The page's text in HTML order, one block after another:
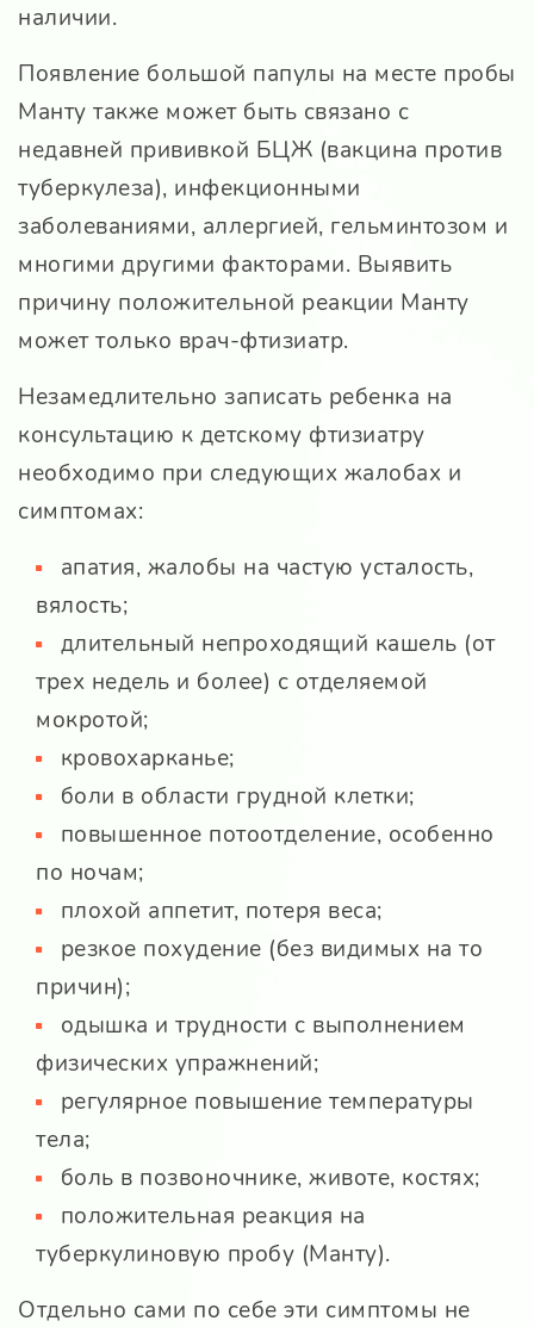
наличии.
Появление большой папулы на месте пробы
Манту также может быть связано с
недавней прививкой БЦЖ (вакцина против
туберкулеза), инфекционными
заболеваниями, аллергией, гельминтозом и
многими другими факторами. Выявить
причину положительной реакции Манту
может только врач-фтизиатр.
Незамедлительно записать ребенка на
консультацию к детскому фтизиатру
необходимо при следующих жалобах и
симптомах:
апатия, жалобы на частую усталость,
вялость;
длительный непроходящий кашель (от
трех недель и более) с отделяемой
мокротой;
кровохарканье;
боли в области грудной клетки;
повышенное потоотделение, особенно
по ночам;
плохой аппетит, потеря веса;
резкое похудение (без видимых на то
причин);
одышка и трудности с выполнением
физических упражнений;
регулярное повышение температуры
тела;
боль в позвоночнике, животе, костях;
положительная реакция на
туберкулиновую пробу (Манту).
Отдельно сами по себе эти симптомы не